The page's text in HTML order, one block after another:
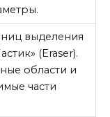
выделения
(Eraser).
области и
части